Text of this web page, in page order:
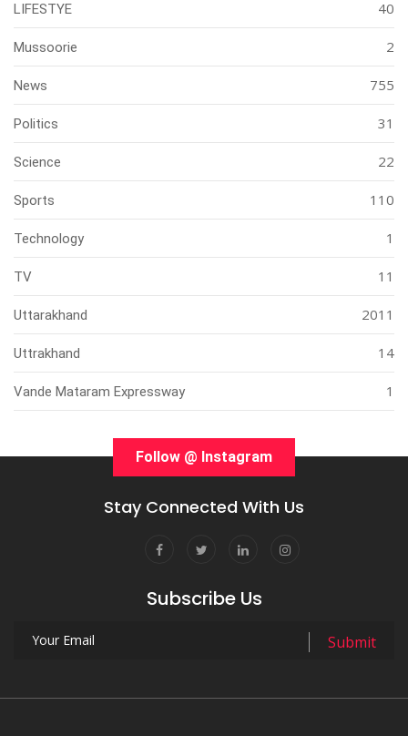
LIFESTYE 40
Mussoorie 2
News 755
Politics 31
Science 22
Sports 110
Technology 1
TV 11
Uttarakhand 2011
Uttrakhand 14
Vande Mataram Expressway 1
Follow @ Instagram
Stay Connected With Us
Subscribe Us